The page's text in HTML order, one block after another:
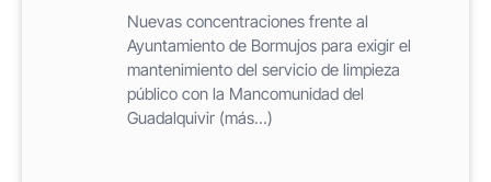
Nuevas concentraciones frente al
Ayuntamiento de Bormujos para exigir el
mantenimiento del servicio de limpieza
público con la Mancomunidad del
Guadalquivir (más…)